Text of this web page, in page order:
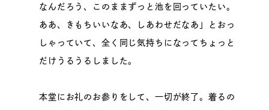
なんだろう、このままずっと池を回っていたい。
ああ、きもちいいなあ、しあわせだなあ」とおっ
しゃっていて、全く同じ気持ちになってちょっと
だけうるうるしました。
本堂にお礼のお参りをして、一切が終了。着るの